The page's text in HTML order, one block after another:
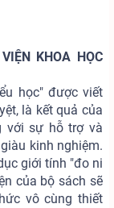
KHOA HỌC
học" được viết
là kết quả của
với sự hỗ trợ và
kinh nghiệm.
giới tính "đo ni
của bộ sách sẽ
vô cùng thiết